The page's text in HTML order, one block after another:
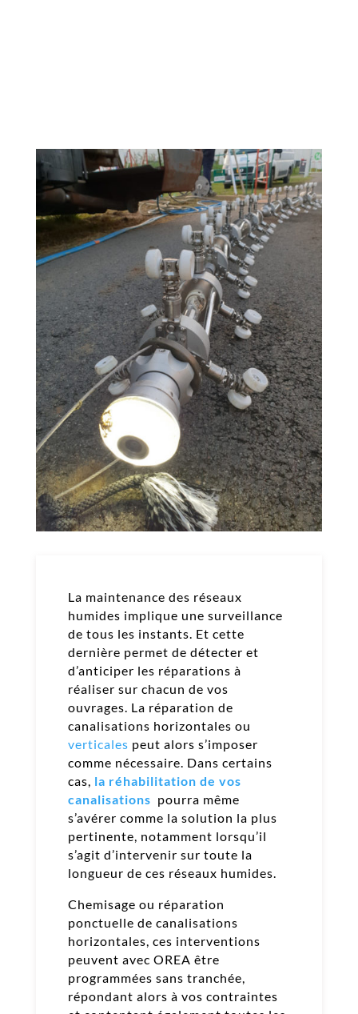
La maintenance des réseaux
humides implique une surveillance
de tous les instants. Et cette
dernière permet de détecter et
d’anticiper les réparations à
réaliser sur chacun de vos
ouvrages. La réparation de
canalisations horizontales ou
verticales peut alors s’imposer
comme nécessaire. Dans certains
cas, la réhabilitation de vos
canalisations pourra même
s’avérer comme la solution la plus
pertinente, notamment lorsqu’il
s’agit d’intervenir sur toute la
longueur de ces réseaux humides.
Chemisage ou réparation
ponctuelle de canalisations
horizontales, ces interventions
peuvent avec OREA être
programmées sans tranchée,
répondant alors à vos contraintes